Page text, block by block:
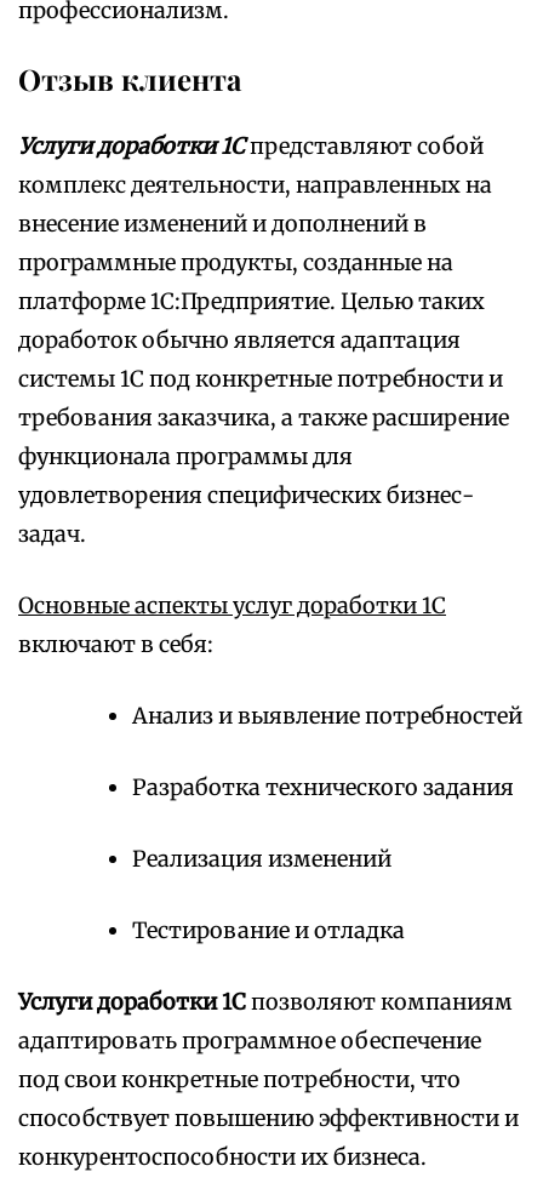
профессионализм.
Отзыв клиента
Услуги доработки 1Спредставляют собой
комплекс деятельности, направленных на
внесение изменений и дополнений в
программные продукты, созданные на
платформе 1С:Предприятие. Целью таких
доработок обычно является адаптация
системы 1С под конкретные потребности и
требования заказчика, а также расширение
функционала программы для
удовлетворения специфических бизнес-
задач.
Основные аспекты услуг доработки 1С
включают в себя:
Анализ и выявление потребностей
Разработка технического задания
Реализация изменений
Тестирование и отладка
Услуги доработки 1Спозволяют компаниям
адаптировать программное обеспечение
под свои конкретные потребности, что
способствует повышению эффективности и
конкурентоспособности их бизнеса.